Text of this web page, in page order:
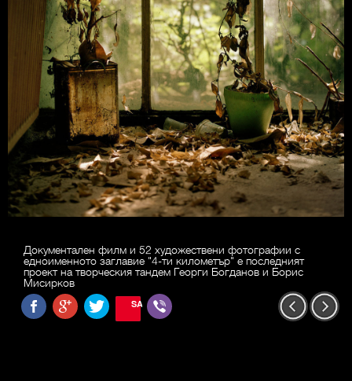
Документален филм и 52 художествени фотографии с
едноименното заглавие "4-ти километър" е последният
проект на творческия тандем Георги Богданов и Борис
Мисирков
SAVE